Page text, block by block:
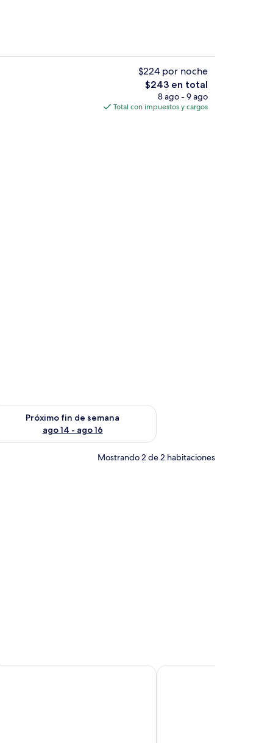
$224 por noche
El
precio
total
$243 en total
8 ago - 9 ago
Total con impuestos y cargos
ago 7 - ago 9
Próximo fin de semana
ago 14 - ago 16
la disponibilidad para el próximo fin de semana ago
Mostrando 2 de 2 habitaciones
fijados a la pared.
y obras de arte. Hay un comedor con sillas y una mesa. La habitación
Hotel Bonanno Hotel Di Stefano